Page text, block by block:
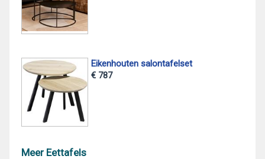
Eikenhouten salontafelset
€ 787
Meer Eettafels